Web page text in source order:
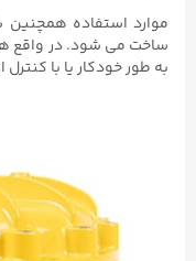
موارد استفاده
به طور خودکار یا با کنترل